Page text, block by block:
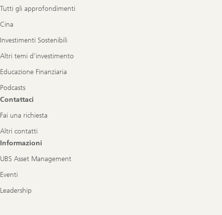
Tutti gli approfondimenti
Cina
Investimenti Sostenibili
Altri temi d'investimento
Educazione Finanziaria
Podcasts
Contattaci
Fai una richiesta
Altri contatti
Informazioni
UBS Asset Management
Eventi
Leadership